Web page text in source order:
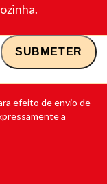
efeito de envio de
a